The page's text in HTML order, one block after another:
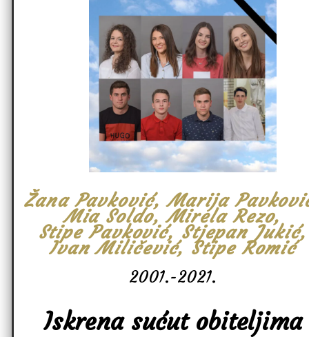
Žana Pavković, Marija
Mia Soldo, Mirela Rezo,
Stipe Pavković, Stjepan Jukić,
Ivan Miličević, Stipe Romić
2001.-2021.
Iskrena sućut obiteljima